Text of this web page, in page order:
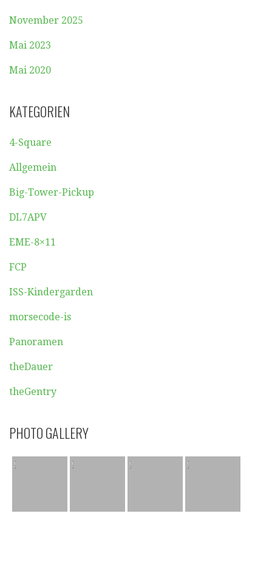
November 2025
Mai 2023
Mai 2020
KATEGORIEN
4-Square
Allgemein
Big-Tower-Pickup
DL7APV
EME-8×11
FCP
ISS-Kindergarden
morsecode-is
Panoramen
theDauer
theGentry
PHOTO GALLERY